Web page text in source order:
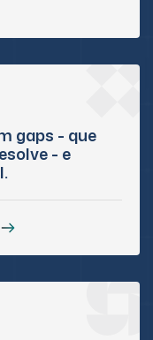
gaps - que
- e